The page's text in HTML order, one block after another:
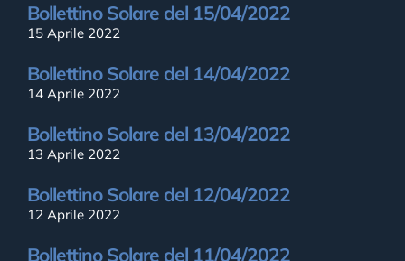
Bollettino Solare del 15/04/2022
15 Aprile 2022
Bollettino Solare del 14/04/2022
14 Aprile 2022
Bollettino Solare del 13/04/2022
13 Aprile 2022
Bollettino Solare del 12/04/2022
12 Aprile 2022
Bollettino Solare del 11/04/2022